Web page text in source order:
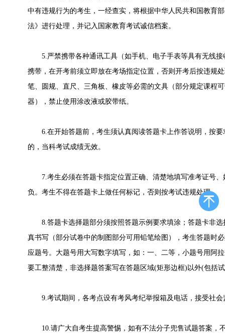
中有违规行为的考生，一经查实，将根据中华人民共和国教育
法》进行处理，并记入国家教育考试诚信档案。
5.严禁携带各种通讯工具（如手机、电子手表等具有无线接
携带，在开考前须立即放在考场指定位置，否则开考后按违规
笔、圆规、直尺、三角板、橡皮等必需的文具（部分规定课程
器），禁止使用涂改液或胶带纸。
6.在开始答题前，考生须认真阅读答题卡上作答说明，按要
的，当科考试成绩无效。
7.考生必须在答题卡指定位置正确、清楚地填写准考证号、
负。考生不得在答题卡上做任何标记，否则按考试违规处理。
8.答题卡选择题部分须按照答题示例要求填涂；答题卡非选
真书写（部分试卷中的制图部分可用铅笔绘图），考生答题时
应题号。大题号用大写数字填写，如：一、二等，小题号用阿
要工整清楚，非选择题答案写在答题区域(矩形边框)以外(包括
9.考试期间，各考点设有考风考纪举报箱及电话，接受社会
10.请广大自考生提高警惕，如有不法分子兜售试题答案，